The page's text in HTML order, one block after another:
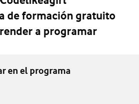
de formación gratuito
a programar
en el programa